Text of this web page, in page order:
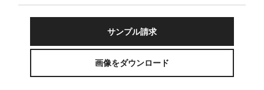
サンプル請求
画像をダウンロード